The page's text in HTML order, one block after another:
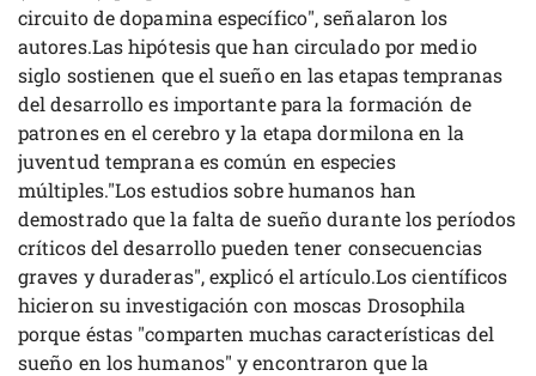
circuito de dopamina específico", señalaron los
autores.Las hipótesis que han circulado por medio
siglo sostienen que el sueño en las etapas tempranas
del desarrollo es importante para la formación de
patrones en el cerebro y la etapa dormilona en la
juventud temprana es común en especies
múltiples."Los estudios sobre humanos han
demostrado que la falta de sueño durante los períodos
críticos del desarrollo pueden tener consecuencias
graves y duraderas", explicó el artículo.Los científicos
hicieron su investigación con moscas Drosophila
porque éstas "comparten muchas características del
sueño en los humanos" y encontraron que la